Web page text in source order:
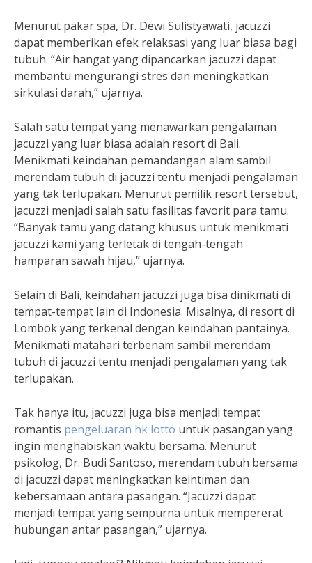
Menurut pakar spa, Dr. Dewi Sulistyawati, jacuzzi
dapat memberikan efek relaksasi yang luar biasa bagi
tubuh. “Air hangat yang dipancarkan jacuzzi dapat
membantu mengurangi stres dan meningkatkan
sirkulasi darah,” ujarnya.
Salah satu tempat yang menawarkan pengalaman
jacuzzi yang luar biasa adalah resort di Bali.
Menikmati keindahan pemandangan alam sambil
merendam tubuh di jacuzzi tentu menjadi pengalaman
yang tak terlupakan. Menurut pemilik resort tersebut,
jacuzzi menjadi salah satu fasilitas favorit para tamu.
“Banyak tamu yang datang khusus untuk menikmati
jacuzzi kami yang terletak di tengah-tengah
hamparan sawah hijau,” ujarnya.
Selain di Bali, keindahan jacuzzi juga bisa dinikmati di
tempat-tempat lain di Indonesia. Misalnya, di resort di
Lombok yang terkenal dengan keindahan pantainya.
Menikmati matahari terbenam sambil merendam
tubuh di jacuzzi tentu menjadi pengalaman yang tak
terlupakan.
Tak hanya itu, jacuzzi juga bisa menjadi tempat
romantis pengeluaran hk lotto untuk pasangan yang
ingin menghabiskan waktu bersama. Menurut
psikolog, Dr. Budi Santoso, merendam tubuh bersama
di jacuzzi dapat meningkatkan keintiman dan
kebersamaan antara pasangan. “Jacuzzi dapat
menjadi tempat yang sempurna untuk mempererat
hubungan antar pasangan,” ujarnya.